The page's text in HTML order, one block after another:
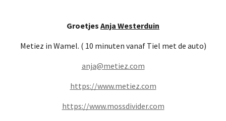
Groetjes Anja Westerduin
Metiez in Wamel. ( 10 minuten vanaf Tiel met de auto)
anja@metiez.com
https://www.metiez.com
https://www.mossdivider.com